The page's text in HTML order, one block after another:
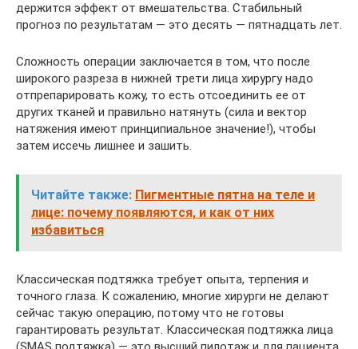
держится эффект от вмешательства. Стабильный
прогноз по результатам — это десять — пятнадцать лет.
Сложность операции заключается в том, что после
широкого разреза в нижней трети лица хирургу надо
отпрепарировать кожу, то есть отсоединить ее от
других тканей и правильно натянуть (сила и вектор
натяжения имеют принципиальное значение!), чтобы
затем иссечь лишнее и зашить.
Читайте также: Пигментные пятна на теле и
лице: почему появляются, и как от них
избавиться
Классическая подтяжка требует опыта, терпения и
точного глаза. К сожалению, многие хирурги не делают
сейчас такую операцию, потому что не готовы
гарантировать результат. Классическая подтяжка лица